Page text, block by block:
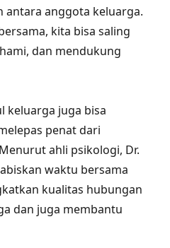
anggota keluarga.
kita bisa saling
dan mendukung
keluarga juga bisa
penat dari
ahli psikologi, Dr.
waktu bersama
kualitas hubungan
dan juga membantu